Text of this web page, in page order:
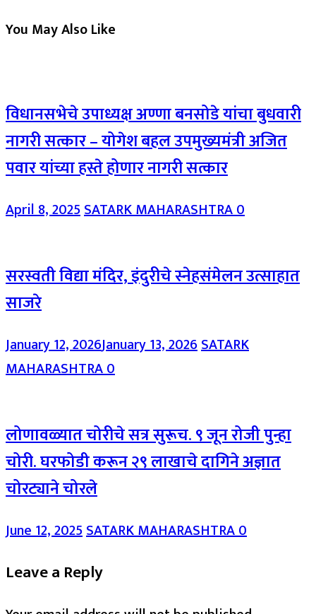
You May Also Like
विधानसभेचे उपाध्यक्ष अण्णा बनसोडे यांचा बुधवारी
नागरी सत्कार – योगेश बहल उपमुख्यमंत्री अजित
पवार यांच्या हस्ते होणार नागरी सत्कार
April 8, 2025SATARK MAHARASHTRA0
सरस्वती विद्या मंदिर, इंदुरीचे स्नेहसंमेलन उत्साहात
साजरे
January 12, 2026January 13, 2026SATARK
MAHARASHTRA0
लोणावळ्यात चोरीचे सत्र सुरूच. ९ जून रोजी पुन्हा
चोरी. घरफोडी करून २९ लाखाचे दागिने अज्ञात
चोरट्याने चोरले
June 12, 2025SATARK MAHARASHTRA0
Leave a Reply